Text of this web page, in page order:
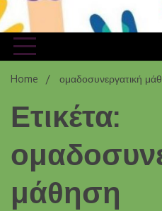
Home ομαδοσυνεργατική
Ετικέτα:
μάθηση